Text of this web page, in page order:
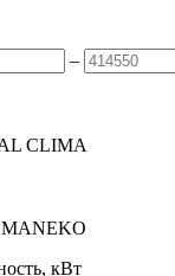
–
CLIMA
кВт